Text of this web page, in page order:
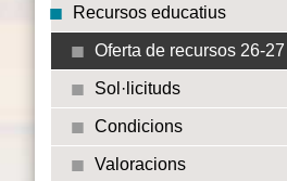
Recursos educatius
Oferta de recursos 26-27
Sol·licituds
Condicions
Valoracions